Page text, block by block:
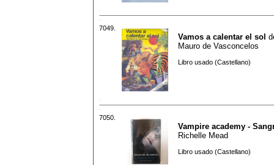
7049.
Vamos a calentar el sol
Mauro de Vasconcelos
Libro usado (Castellano)
7050.
Vampire academy -
Richelle Mead
Libro usado (Castellano)